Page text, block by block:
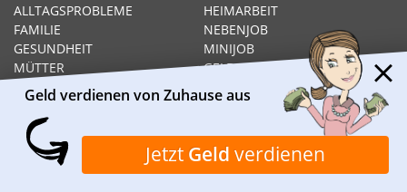
HEIMARBEIT
NEBENJOB
MINIJOB
GELD VERDIENEN
GELD VERDIENEN VON
ZUHAUSE AUS
ALLTAGSPROBLEME
FAMILIE
GESUNDHEIT
MÜTTER
ALLEINERZIEHEND
WISSENSWERTES
RECHT
SOZIALHILFE
Geld verdienen von Zuhause aus
Jetzt Geld verdienen